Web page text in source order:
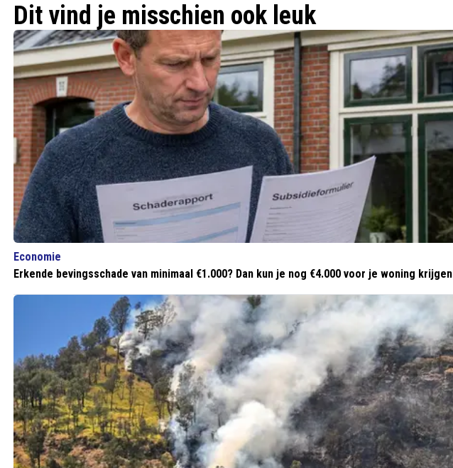
Dit vind je misschien ook leuk
Economie
Erkende bevingsschade van minimaal €1.000? Dan kun je nog €4.000 voor je woning krijgen